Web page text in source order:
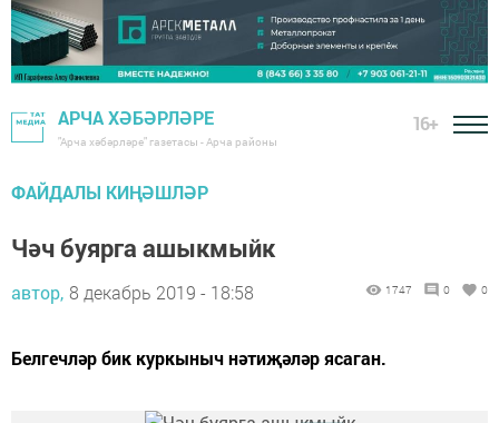
АРЧА ХӘБӘРЛӘРЕ
"Арча хәбәрләре" газетасы - Арча районы
16+
ФАЙДАЛЫ КИҢӘШЛӘР
Чәч буярга ашыкмыйк
автор, 8 декабрь 2019 - 18:58 1747 0 0
Белгечләр бик куркыныч нәтиҗәләр ясаган.